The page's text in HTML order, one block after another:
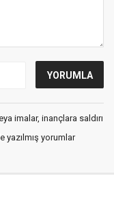
imalar, inançlara saldırı
yazılmış yorumlar